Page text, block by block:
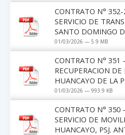
CONTRATO N° 352-
SERVICIO DE
SANTO DOMINGO
01/03/2026 — 5.9 MB
CONTRATO N° 351
RECUPERACION
HUANCAYO DE LA
01/03/2026 — 993.9 KB
CONTRATO N° 350
SERVICIO DE
HUANCAYO, PSJ.